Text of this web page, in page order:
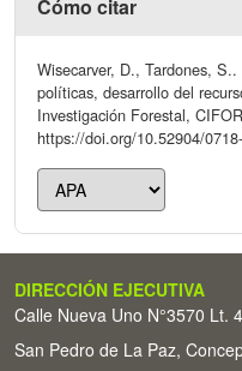
Cómo citar
Wisecarver, D., Tardones,
políticas, desarrollo del
Investigación Forestal,
https://doi.org/10.52904/
DIRECCIÓN EJECUTIVA
Calle Nueva Uno N°3570 Lt.
San Pedro de La Paz,